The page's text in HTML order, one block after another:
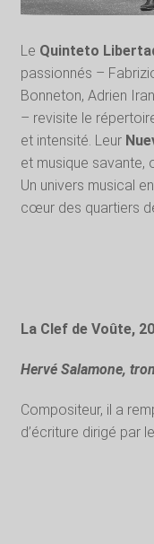
Le Quinteto
passionnés –
Bonneton, Adrien
– revisite le
et intensité. Leur
et musique savante,
Un univers musical
cœur des quartiers
La Clef de Voûte,
Hervé Salamone,
Compositeur, il a
d’écriture dirigé par